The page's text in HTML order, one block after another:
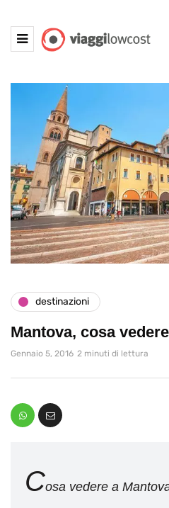
destinazioni
Mantova, cosa
Gennaio 5, 2016 2 minuti di lettura
Cosa vedere a